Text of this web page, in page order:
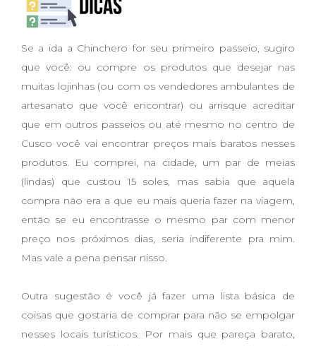
Se a ida a Chinchero for seu primeiro passeio, sugiro
que você: ou compre os produtos que desejar nas
muitas lojinhas (ou com os vendedores ambulantes de
artesanato que você encontrar) ou arrisque acreditar
que em outros passeios ou até mesmo no centro de
Cusco você vai encontrar preços mais baratos nesses
produtos. Eu comprei, na cidade, um par de meias
(lindas) que custou 15 soles, mas sabia que aquela
compra não era a que eu mais queria fazer na viagem,
então se eu encontrasse o mesmo par com menor
preço nos próximos dias, seria indiferente pra mim.
Mas vale a pena pensar nisso.
Outra sugestão é você já fazer uma lista básica de
coisas que gostaria de comprar para não se empolgar
nesses locais turísticos. Por mais que pareça barato,